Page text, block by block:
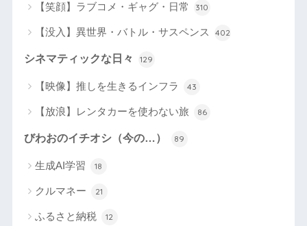
【笑顔】ラブコメ・ギャグ・日常 310
【没入】異世界・バトル・サスペンス 402
シネマティックな日々 129
【映像】推しを生きるインフラ 43
【放浪】レンタカーを使わない旅 86
びわおのイチオシ（今の…） 89
生成AI学習 18
クルマネー 21
ふるさと納税 12